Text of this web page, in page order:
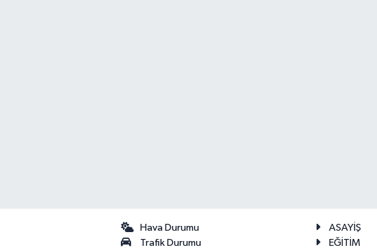
Hava Durumu
Trafik Durumu
ASAYİŞ
EĞİTİM